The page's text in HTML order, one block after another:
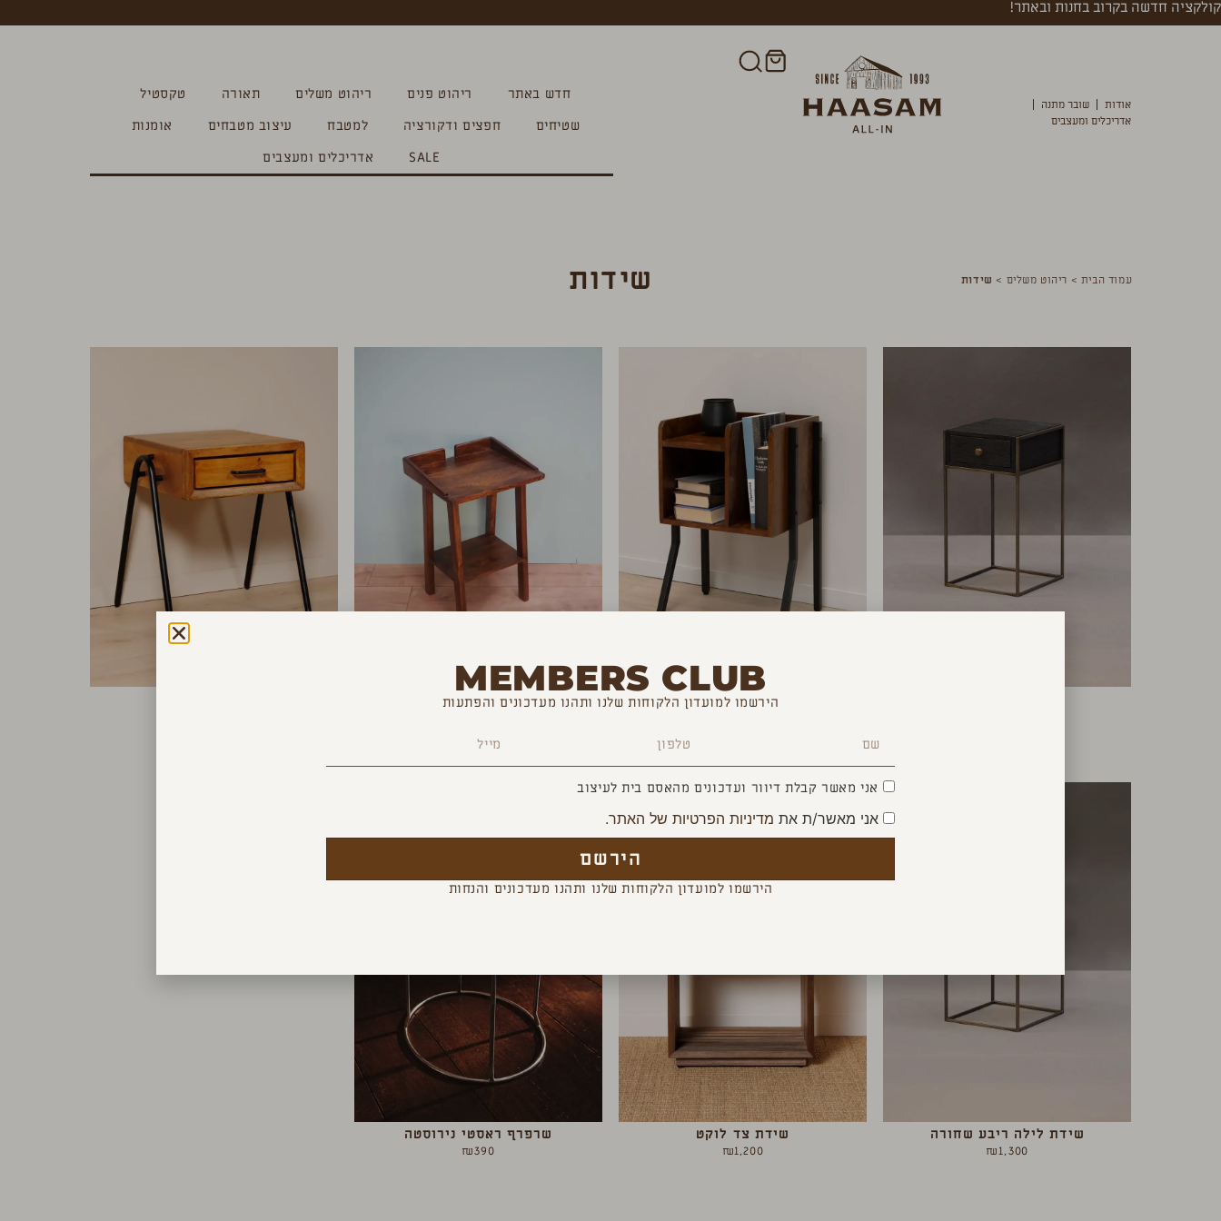
קולקציה חדשה בקרוב בחנות ובאתר!
אודות
שובר מתנה
אדריכלים ומעצבים
חדש באתר ריהוט פנים ריהוט משלים תאורה
טקסטיל
שטיחים
חפצים ודקורציה למטבח עיצוב מטבחים
אומנות
SALE
אדריכלים ומעצבים
שידות עמוד הבית > ריהוט משלים > שידות
שולחן צד מחולק שידת לילה
שידת לילה ריבע שחורה
₪1,300
שידת צד לוקט
₪1,200
שרפרף ראסטי נירוסטה
₪390
MEMBERS CLUB
הירשמו למועדון הלקוחות שלנו ותהנו מעדכונים והפתעות
אני מאשר קבלת דיוור ועדכונים מהאסם בית לעיצוב
אני מאשר/ת את מדיניות הפרטיות של האתר.
הירשם
הירשמו למועדון הלקוחות שלנו ותהנו מעדכונים והנחות